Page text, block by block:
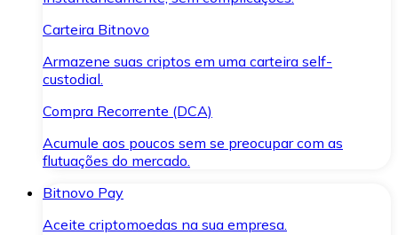
Carteira Bitnovo
Armazene suas criptos em uma carteira self-
custodial.
Compra Recorrente (DCA)
Acumule aos poucos sem se preocupar com as
flutuações do mercado.
Bitnovo Pay
Aceite criptomoedas na sua empresa.